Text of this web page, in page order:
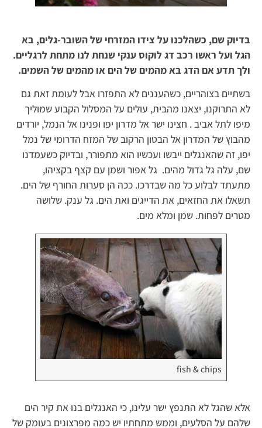
בדיוק שם, כשהלכנו על צידו המזרחי של השובר-גלים, בא
הגל ועל ראשו רכב דג לוקוס ענקי שנחת לנו מתחת לרגליים.
ולך תדע אם הדג בא מהמים של הים או מהמים של השמים.
בשתיים בצוהריים, כשהעננים לא התפזרו אבל לעומת זאת גם
לא התרוקנו, יצאנו מהבית, עולים על המסלול הקבוע שמוליך
מיפו לתל אביב . חצינו ישר אל מדרון יפו ופנינו אל הנמל, יורדים
מהבוץ של המדרון אל הבטון הרקוב של המזח הדרומי של נמל
יפו, זה שהאנגלים ייבשו ועכשיו הוא מתפורר, ובדיוק כשעמדנו
שם, עלה גל גדול מהים. גל אפור ושמן עם קצף בקציהו,
מתעתד לבלוע כל מה שבדרכו. ככה הן סערות החורף של הים.
תשאלו את החזאים, את הדייגים ואת הים. גל ענק. שלושה
מטרים לפחות. שמן ומלא מים.
fish & chips
אלא שהגל לא התנפץ ישר עלינו, כי האנגלים בנו את קיר הים
שלהם על הסלעים, וממש מתחתיו יש כמה מפרצונים בעומק של